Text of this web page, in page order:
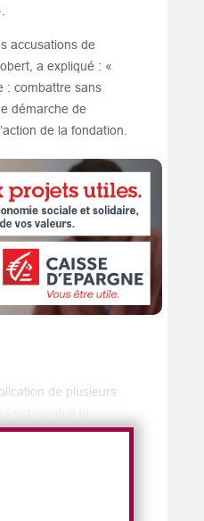
accusations de
a expliqué : «
: combattre sans
démarche de
de la fondation.
de plusieurs
sans que